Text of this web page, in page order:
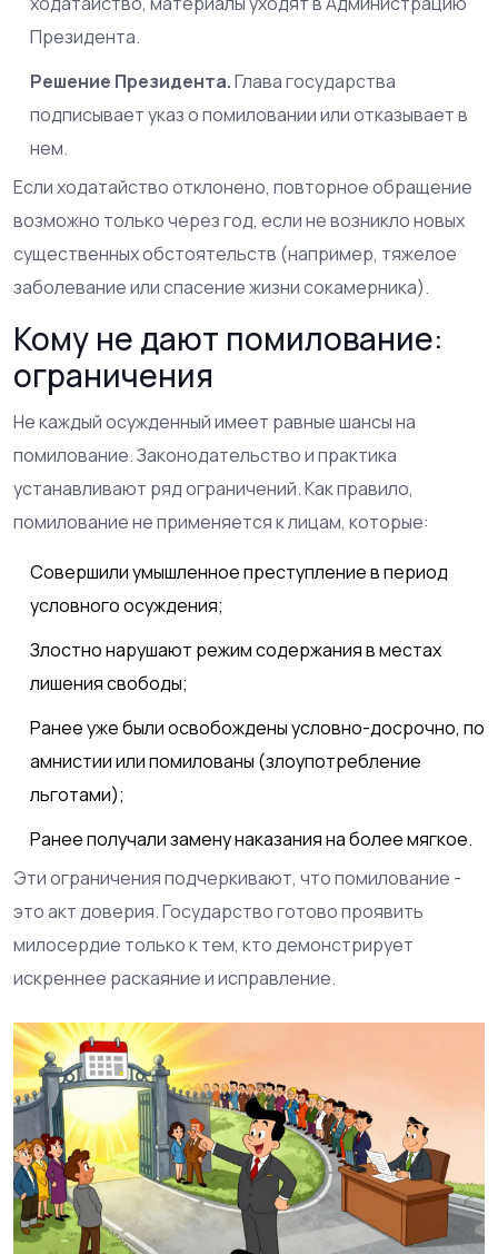
Президента.
Решение Президента.Глава государства
подписывает указ о помиловании или отказывает в
нем.
Если ходатайство отклонено, повторное обращение
возможно только через год, если не возникло новых
существенных обстоятельств (например, тяжелое
заболевание или спасение жизни сокамерника).
Кому не дают помилование:
ограничения
Не каждый осужденный имеет равные шансы на
помилование. Законодательство и практика
устанавливают ряд ограничений. Как правило,
помилование не применяется к лицам, которые:
Совершили умышленное преступление в период
условного осуждения;
Злостно нарушают режим содержания в местах
лишения свободы;
Ранее уже были освобождены условно-досрочно, по
амнистии или помилованы (злоупотребление
льготами);
Ранее получали замену наказания на более мягкое.
Эти ограничения подчеркивают, что помилование -
это акт доверия. Государство готово проявить
милосердие только к тем, кто демонстрирует
искреннее раскаяние и исправление.